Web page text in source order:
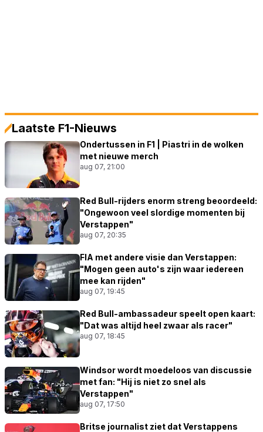
Laatste F1-Nieuws
Ondertussen in F1 | Piastri in de wolken
met nieuwe merch
aug 07, 21:00
Red Bull-rijders enorm streng beoordeeld:
"Ongewoon veel slordige momenten bij
Verstappen"
aug 07, 20:35
FIA met andere visie dan Verstappen:
"Mogen geen auto's zijn waar iedereen
mee kan rijden"
aug 07, 19:45
Red Bull-ambassadeur speelt open kaart:
"Dat was altijd heel zwaar als racer"
aug 07, 18:45
Windsor wordt moedeloos van discussie
met fan: "Hij is niet zo snel als
Verstappen"
aug 07, 17:50
Britse journalist ziet dat Verstappens